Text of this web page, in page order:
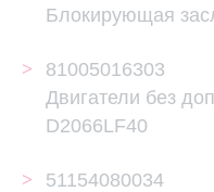
Блокирующая
81005016303
Двигатели без
D2066LF40
51154080034